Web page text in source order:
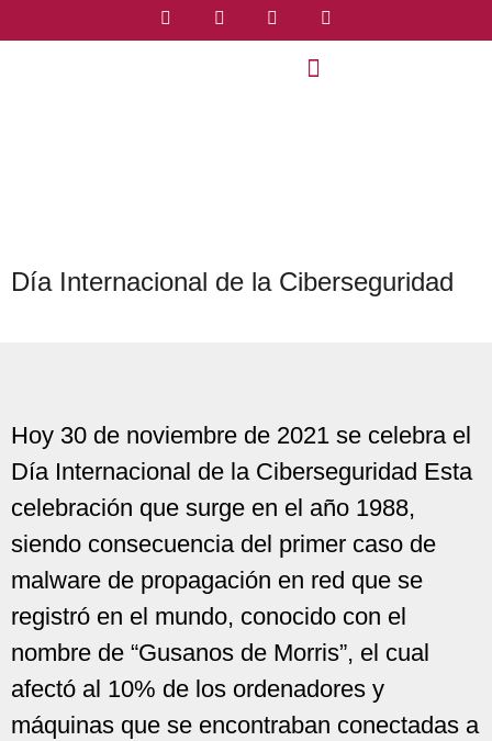
Día Internacional de la Ciberseguridad
Hoy 30 de noviembre de 2021 se celebra el
Día Internacional de la Ciberseguridad Esta
celebración que surge en el año 1988,
siendo consecuencia del primer caso de
malware de propagación en red que se
registró en el mundo, conocido con el
nombre de “Gusanos de Morris”, el cual
afectó al 10% de los ordenadores y
máquinas que se encontraban conectadas a